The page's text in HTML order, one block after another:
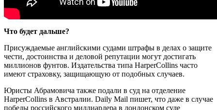
Что будет дальше?
Присуждаемые английскими судами штрафы в делах о защите
чести, достоинства и деловой репутации могут достигать
миллионов фунтов. Издательства типа HarperCollins часто
имеют страховку, защищающую от подобных случаев.
Юристы Абрамовича также подали в суд на отделение
HarperCollins в Австралии. Daily Mail пишет, что даже в случае
победы российского миллиардера в лондонском суде